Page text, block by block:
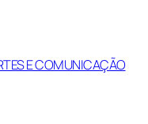
E COMUNICAÇÃO